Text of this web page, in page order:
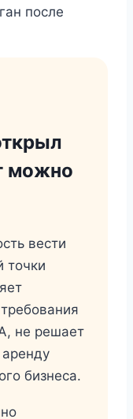
после
можно
вести
точки
не решает
бизнеса.